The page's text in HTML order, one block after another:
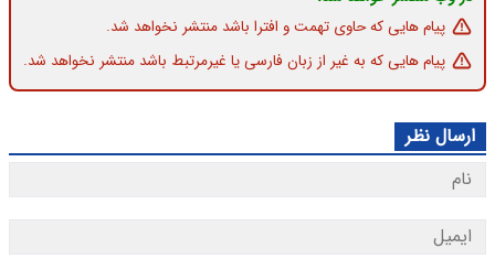
پیام هایی که حاوی تهمت و افترا باشد منتشر نخواهد شد.
پیام هایی که به غیر از زبان فارسی یا غیرمرتبط باشد منتشر نخواهد شد.
ارسال نظر